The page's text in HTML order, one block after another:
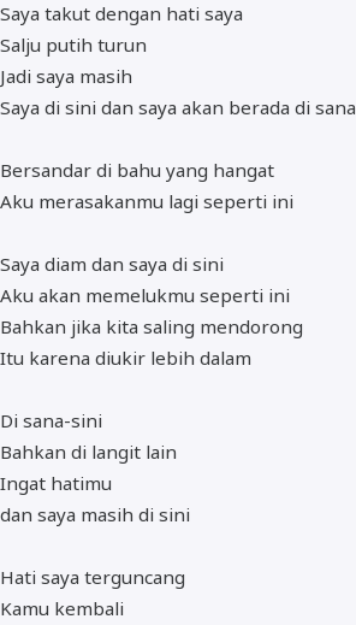
Saya takut dengan hati saya
Salju putih turun
Jadi saya masih
Saya di sini dan saya akan berada di sana
Bersandar di bahu yang hangat
Aku merasakanmu lagi seperti ini
Saya diam dan saya di sini
Aku akan memelukmu seperti ini
Bahkan jika kita saling mendorong
Itu karena diukir lebih dalam
Di sana-sini
Bahkan di langit lain
Ingat hatimu
dan saya masih di sini
Hati saya terguncang
Kamu kembali